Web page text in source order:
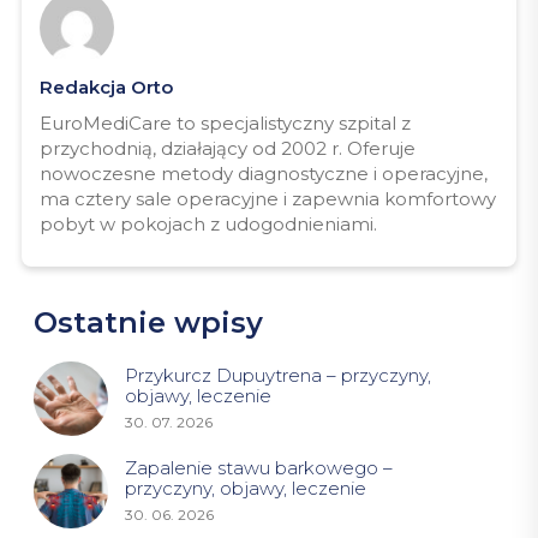
Redakcja Orto
EuroMediCare to specjalistyczny szpital z
przychodnią, działający od 2002 r. Oferuje
nowoczesne metody diagnostyczne i operacyjne,
ma cztery sale operacyjne i zapewnia komfortowy
pobyt w pokojach z udogodnieniami.
Ostatnie wpisy
Przykurcz Dupuytrena – przyczyny,
objawy, leczenie
30. 07. 2026
Zapalenie stawu barkowego –
przyczyny, objawy, leczenie
30. 06. 2026